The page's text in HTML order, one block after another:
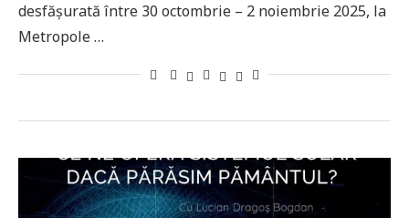
desfășurată între 30 octombrie – 2 noiembrie 2025, la
Metropole …